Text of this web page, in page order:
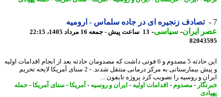
تصادف زنجیره ای در جاده سلماس - ارومیه
ایران- سیاسی-13 ساعت پیش - جمعه 16 مرداد 1405، 22:15
این حادثه 5 مصدوم و 6 فوتی داشت که مصدومان حادثه بعد از انجام اقدامات اولیه
و پیش بیمارستانی به مرکز درمانی منتقل شدند. - 2 سنای آمریکا لایحه تحریم
و روسیه را تصویب کرد پروژه تایفون ...
-مصدوم-اقدامات اولیه -ایران و روسیه-آمریکا- سنای آمریکا- حمله